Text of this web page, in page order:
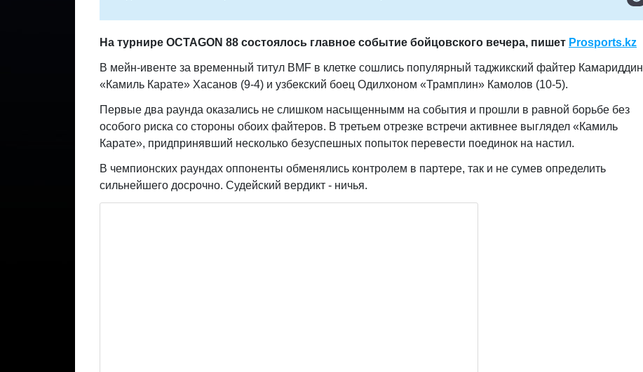
На турнире OCTAGON 88 состоялось главное событие бойцовского вечера, пишет Prosports.kz
В мейн-ивенте за временный титул BMF в клетке сошлись популярный таджикский файтер Камариддин
«Камиль Карате» Хасанов (9-4) и узбекский боец Одилхоном «Трамплин» Камолов (10-5).
Первые два раунда оказались не слишком насыщеннымм на события и прошли в равной борьбе без
особого риска со стороны обоих файтеров. В третьем отрезке встречи активнее выглядел «Камиль
Карате», придпринявший несколько безуспешных попыток перевести поединок на настил.
В чемпионских раундах оппоненты обменялись контролем в партере, так и не сумев определить
сильнейшего досрочно. Судейский вердикт - ничья.